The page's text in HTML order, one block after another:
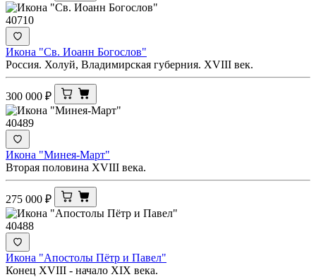
40710
Икона "Св. Иоанн Богослов"
Россия. Холуй, Владимирская губерния. XVIII век.
300 000 ₽
40489
Икона "Минея-Март"
Вторая половина XVIII века.
275 000 ₽
40488
Икона "Апостолы Пётр и Павел"
Конец XVIII - начало XIX века.